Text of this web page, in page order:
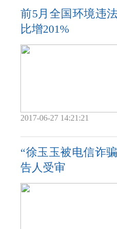
前5月全国环境违
比增201%
2017-06-27 14:21:21
“徐玉玉被电信诈
告人受审